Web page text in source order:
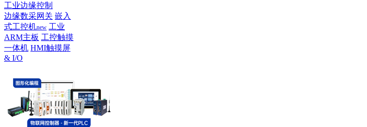
工业边缘控制
边缘数采网关 嵌入
式工控机new 工业
ARM主板 工控触摸
一体机 HMI触摸屏
& I/O